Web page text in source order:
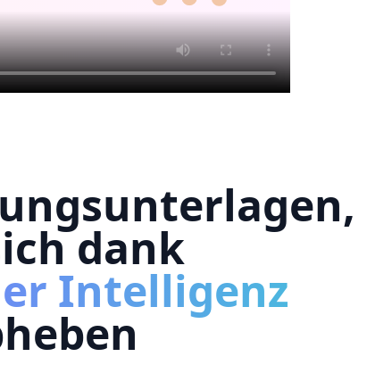
dank
Intelligenz